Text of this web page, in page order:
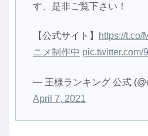
す、是非ご覧下さい！
【公式サイト】 https://t.co/
ニメ制作中 pic.twitter.com/
— 王様ランキング 公式
April 7, 2021